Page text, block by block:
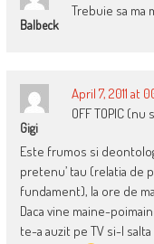
Balbeck
Trebuie sa ma
Gigi
April 7, 2011 at
OFF TOPIC
Este frumos si
pretenu’ tau (relatia de
fundament), la ore de
Daca vine maine-
te-a auzit pe TV si-l